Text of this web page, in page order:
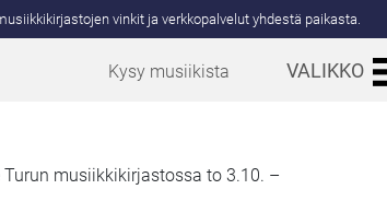
vinkit ja verkkopalvelut yhdestä paikasta.
Kysy musiikista VALIKKO
musiikkikirjastossa to 3.10. –